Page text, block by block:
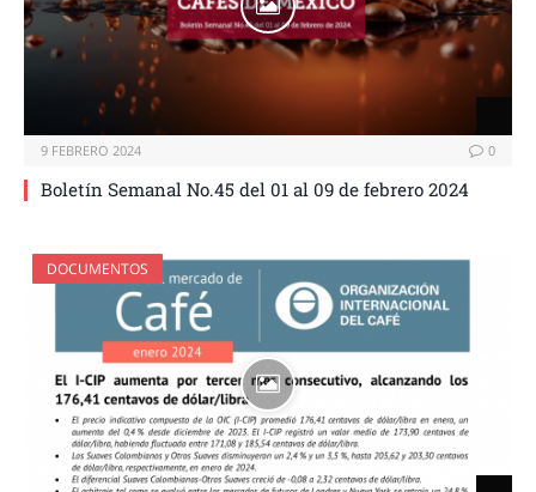
9 FEBRERO 2024 0
Boletín Semanal No.45 del 01 al 09 de febrero 2024
DOCUMENTOS